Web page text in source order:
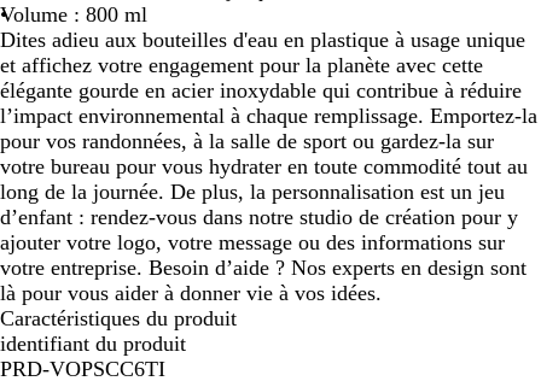
Volume : 800 ml
Dites adieu aux bouteilles d'eau en plastique à usage unique
et affichez votre engagement pour la planète avec cette
élégante gourde en acier inoxydable qui contribue à réduire
l’impact environnemental à chaque remplissage. Emportez-la
pour vos randonnées, à la salle de sport ou gardez-la sur
votre bureau pour vous hydrater en toute commodité tout au
long de la journée. De plus, la personnalisation est un jeu
d’enfant : rendez-vous dans notre studio de création pour y
ajouter votre logo, votre message ou des informations sur
votre entreprise. Besoin d’aide ? Nos experts en design sont
là pour vous aider à donner vie à vos idées.
Caractéristiques du produit
identifiant du produit
PRD-VOPSCC6TI